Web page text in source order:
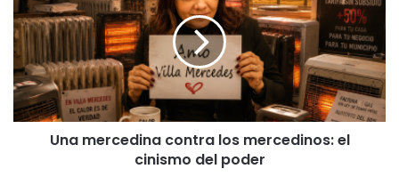
contra
los
mercedinos:
cinismo
del
poder
Una mercedina contra los mercedinos: el
cinismo del poder